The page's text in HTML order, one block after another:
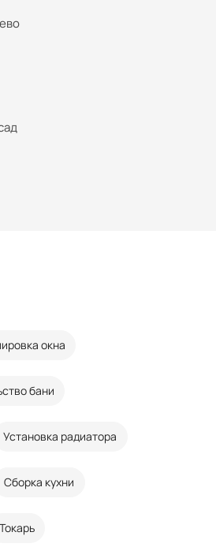
окна
бани
Установка радиатора
Сборка кухни
Токарь